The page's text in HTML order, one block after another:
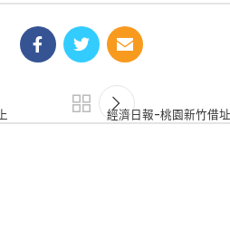
經濟日報-桃園新竹借